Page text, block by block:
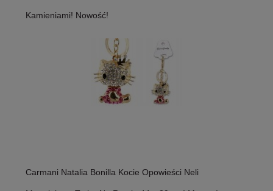
Kamieniami! Nowość!
Carmani Natalia Bonilla Kocie Opowieści Neli